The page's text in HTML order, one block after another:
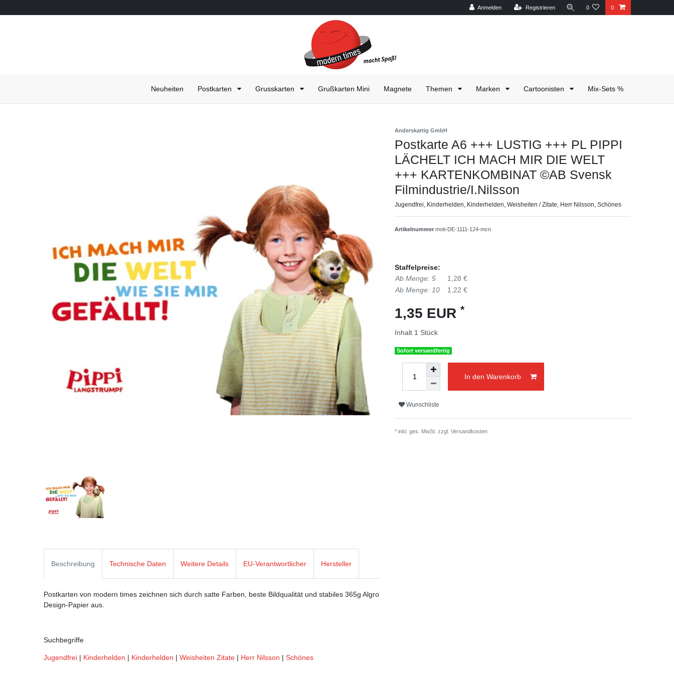
Anmelden Registrieren 0 0
Neuheiten Postkarten Grusskarten Grußkarten Mini Magnete Themen Marken Cartoonisten Mix-Sets %
Anderskartig GmbH
Postkarte A6 +++ LUSTIG +++ PL PIPPI
LÄCHELT ICH MACH MIR DIE WELT
+++ KARTENKOMBINAT ©AB Svensk
Filmindustrie/I.Nilsson
Jugendfrei, Kinderhelden, Kinderhelden, Weisheiten / Zitate, Herr Nilsson, Schönes
Artikelnummer moti-DE-1111-124-mcn
Staffelpreise:
Ab Menge: 5
1,28 €
Ab Menge: 10
1,22 €
1,35 EUR *
Inhalt 1 Stück
Sofort versandfertig
In den Warenkorb
Wunschliste
* inkl. ges. MwSt. zzgl. Versandkosten
Beschreibung Technische Daten Weitere Details EU-Verantwortlicher Hersteller
Postkarten von modern times zeichnen sich durch satte Farben, beste Bildqualität und stabiles 365g Algro
Design-Papier aus.
Suchbegriffe
Jugendfrei | Kinderhelden | Kinderhelden | Weisheiten Zitate | Herr Nilsson | Schönes